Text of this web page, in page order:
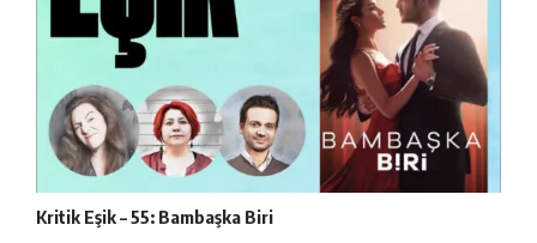
Kritik Eşik – 55: Bambaşka Biri